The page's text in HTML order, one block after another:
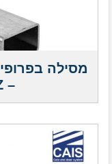
– CAIS STAGE SZ